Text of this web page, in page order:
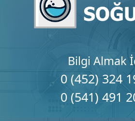
Bilgi Almak
0 (452) 324
0 (541) 491